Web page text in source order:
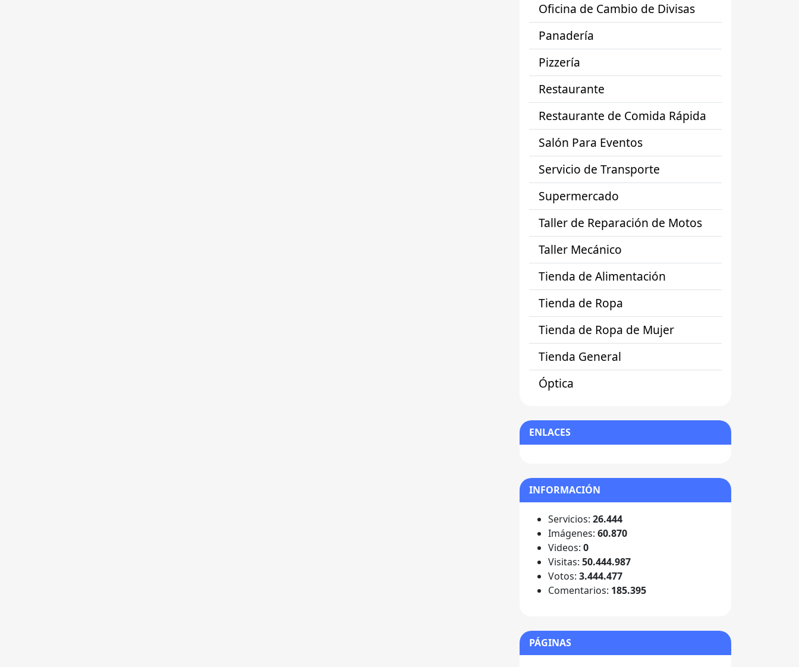
Oficina de Cambio de Divisas
Panadería
Pizzería
Restaurante
Restaurante de Comida Rápida
Salón Para Eventos
Servicio de Transporte
Supermercado
Taller de Reparación de Motos
Taller Mecánico
Tienda de Alimentación
Tienda de Ropa
Tienda de Ropa de Mujer
Tienda General
Óptica
ENLACES
INFORMACIÓN
Servicios: 26.444
Imágenes: 60.870
Videos: 0
Visitas: 50.444.987
Votos: 3.444.477
Comentarios: 185.395
PÁGINAS